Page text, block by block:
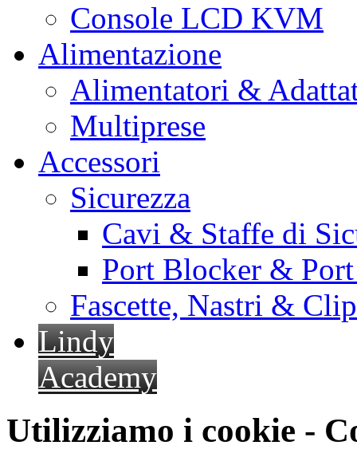
Console LCD KVM
Alimentazione
Alimentatori &
Multiprese
Accessori
Sicurezza
Cavi & Staffe di
Port Blocker &
Fascette, Nastri &
Lindy
Academy
Utilizziamo i cookie -